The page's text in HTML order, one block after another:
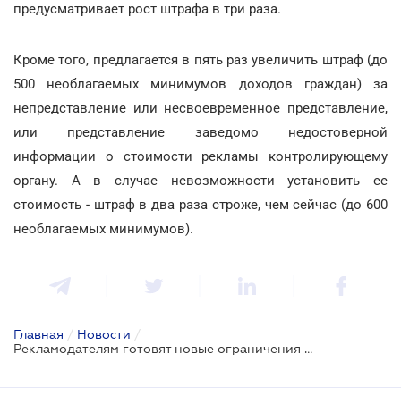
предусматривает рост штрафа в три раза.
Кроме того, предлагается в пять раз увеличить штраф (до
500 необлагаемых минимумов доходов граждан) за
непредставление или несвоевременное представление,
или представление заведомо недостоверной
информации о стоимости рекламы контролирующему
органу. А в случае невозможности установить ее
стоимость - штраф в два раза строже, чем сейчас (до 600
необлагаемых минимумов).
Главная / Новости /
Рекламодателям готовят новые ограничения и наказания